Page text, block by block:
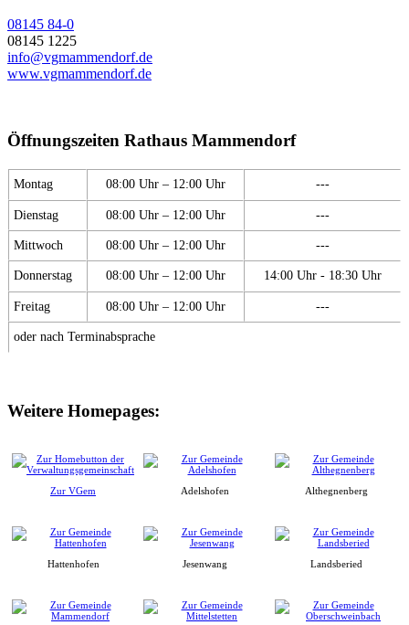
08145 84-0
08145 1225
info@vgmammendorf.de
www.vgmammendorf.de
Öffnungszeiten Rathaus Mammendorf
Montag 08:00 Uhr – 12:00 Uhr ---
Dienstag 08:00 Uhr – 12:00 Uhr ---
Mittwoch 08:00 Uhr – 12:00 Uhr ---
Donnerstag 08:00 Uhr – 12:00 Uhr 14:00 Uhr - 18:30 Uhr
Freitag 08:00 Uhr – 12:00 Uhr ---
oder nach Terminabsprache
Weitere Homepages:
Zur VGem Adelshofen Althegnenberg
Hattenhofen Jesenwang Landsberied